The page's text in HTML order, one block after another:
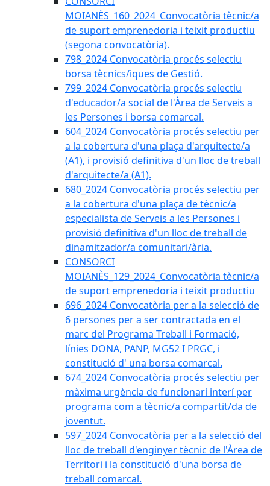
MOIANÈS_160_2024_Convocatòria tècnic/a
de suport emprenedoria i teixit productiu
(segona convocatòria).
798_2024 Convocatòria procés selectiu
borsa tècnics/iques de Gestió.
799_2024 Convocatòria procés selectiu
d'educador/a social de l'Àrea de Serveis a
les Persones i borsa comarcal.
604_2024 Convocatòria procés selectiu per
a la cobertura d'una plaça d'arquitecte/a
(A1), i provisió definitiva d'un lloc de treball
d'arquitecte/a (A1).
680_2024 Convocatòria procés selectiu per
a la cobertura d'una plaça de tècnic/a
especialista de Serveis a les Persones i
provisió definitiva d'un lloc de treball de
dinamitzador/a comunitari/ària.
CONSORCI
MOIANÈS_129_2024_Convocatòria tècnic/a
de suport emprenedoria i teixit productiu
696_2024 Convocatòria per a la selecció de
6 persones per a ser contractada en el
marc del Programa Treball i Formació,
línies DONA, PANP, MG52 I PRGC, i
constitució d' una borsa comarcal.
674_2024 Convocatòria procés selectiu per
màxima urgència de funcionari interí per
programa com a tècnic/a compartit/da de
joventut.
597_2024 Convocatòria per a la selecció del
lloc de treball d'enginyer tècnic de l'Àrea de
Territori i la constitució d'una borsa de
treball comarcal.